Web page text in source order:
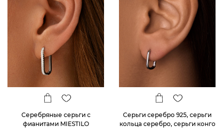
Серебряные серьги с
фианитами MIESTILO
Серьги серебро 925, серьги
кольца серебро, серьги конго